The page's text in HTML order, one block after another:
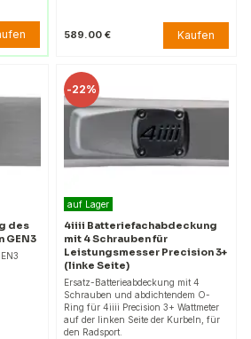
589.00 € Kaufen
des
GEN3
-22%
auf Lager
4iiii Batteriefachabdeckung
mit 4 Schrauben für
Leistungsmesser Precision 3+
(linke Seite)
Ersatz-Batterieabdeckung mit 4
Schrauben und abdichtendem O-
Ring für 4iiii Precision 3+ Wattmeter
auf der linken Seite der Kurbeln, für
den Radsport.